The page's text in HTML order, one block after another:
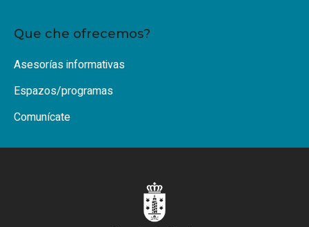
Que che ofrecemos?
Asesorías informativas
Espazos/programas
Comunícate